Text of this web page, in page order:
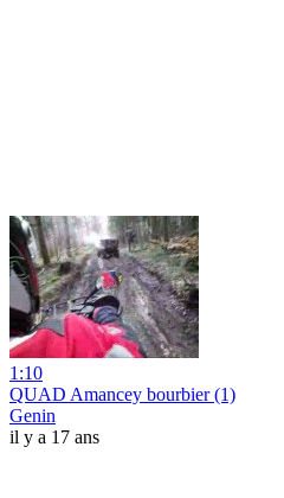
1:10
QUAD Amancey bourbier (1)
Genin
il y a 17 ans